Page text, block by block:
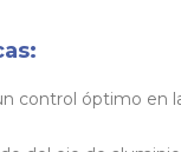
control óptimo en